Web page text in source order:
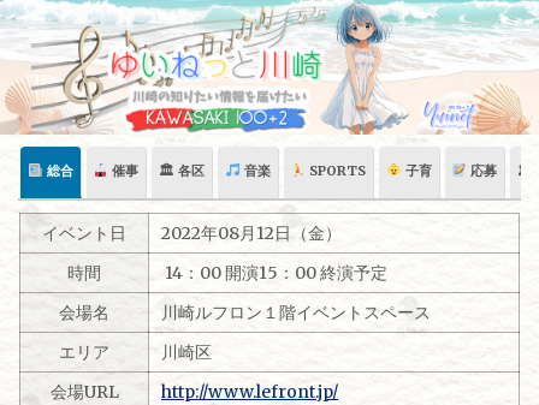
Skip
content
総合 催事 🏛 各区 音楽 SPORTS 子育 応募 🏛
イベント日
2022年08月12日（金）
時間
14：00 開演15：00 終演予定
会場名
川崎ルフロン１階イベントスペース
エリア
川崎区
会場URL
http://www.lefront.jp/